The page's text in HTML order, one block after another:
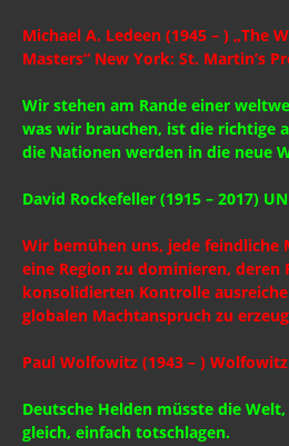
Michael A. Ledeen (1945 – ) „The
Masters“ New York: St. Martin’s
Wir stehen am Rande einer
was wir brauchen, ist die richtige
die Nationen werden in die neue
David Rockefeller (1915 – 2017)
Wir bemühen uns, jede feindliche
eine Region zu dominieren, deren
konsolidierten Kontrolle
globalen Machtanspruch zu
Paul Wolfowitz (1943 – )
Deutsche Helden müsste die
gleich, einfach totschlagen.